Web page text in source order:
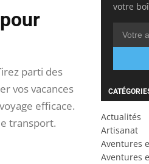
parti des
vos vacances
efficace.
transport.
votre
Actualités
Artisanat
Aventures
Aventures